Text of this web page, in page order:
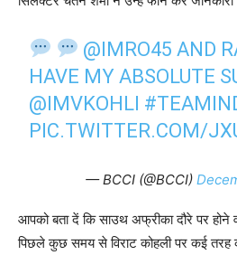
@IMRO45 AND
HAVE MY ABSOLUTE
@IMVKOHLI
PIC.TWITTER.COM/
— BCCI (@BCCI)
आपको बता दें कि साउथ अफ्रीका दौरे पर
पिछले कुछ समय से विराट कोहली पर कई तरह